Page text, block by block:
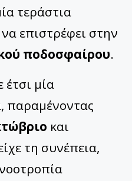
τεράστια
επιστρέφει στην
ποδοσφαίρου.
μία
παραμένοντας
και
τη συνέπεια,